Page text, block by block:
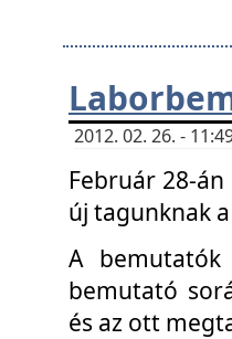
2012. 02. 26. -
Február 28-
új tagunknak
A
bemutató
és az ott